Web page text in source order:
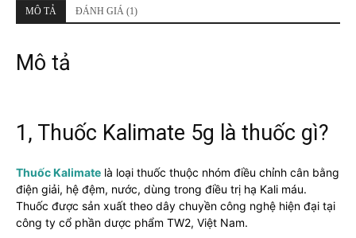
tình
trạng
nồng
máu
số
MÔ TẢ ĐÁNH GIÁ (1)
Mô tả
1, Thuốc Kalimate 5g là thuốc gì?
Thuốc Kalimate là loại thuốc thuộc nhóm điều chỉnh cân bằng
điện giải, hệ đệm, nước, dùng trong điều trị hạ Kali máu.
Thuốc được sản xuất theo dây chuyền công nghệ hiện đại tại
công ty cổ phần dược phẩm TW2, Việt Nam.